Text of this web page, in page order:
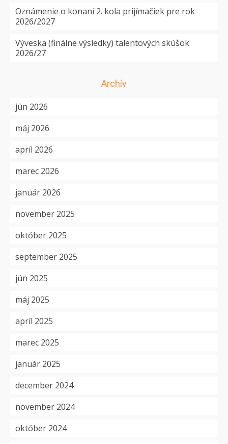
Oznámenie o konaní 2. kola prijímačiek pre rok
2026/2027
Výveska (finálne výsledky) talentových skúšok
2026/27
Archív
jún 2026
máj 2026
apríl 2026
marec 2026
január 2026
november 2025
október 2025
september 2025
jún 2025
máj 2025
apríl 2025
marec 2025
január 2025
december 2024
november 2024
október 2024